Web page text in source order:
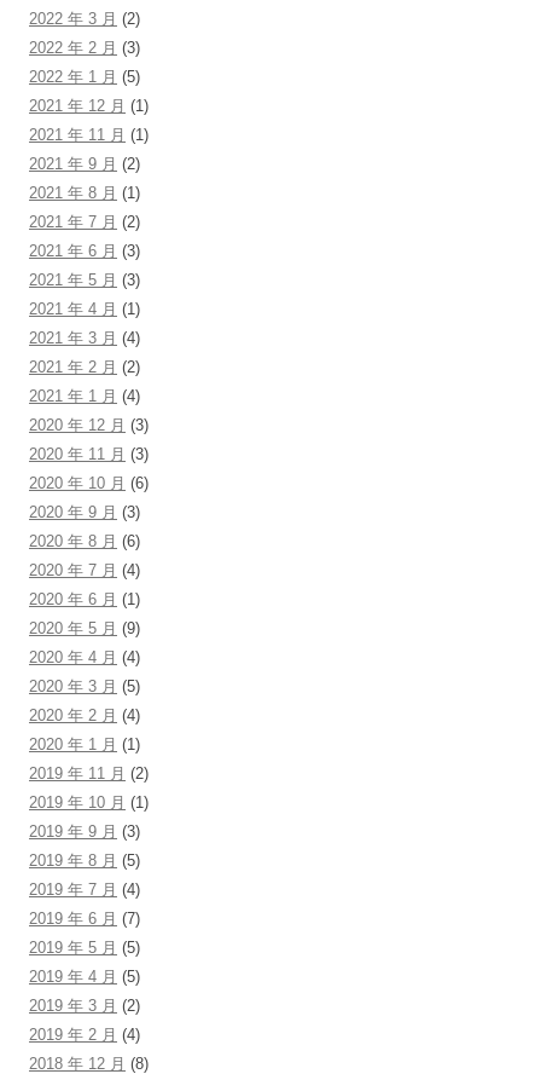
2022 年 3 月 (2)
2022 年 2 月 (3)
2022 年 1 月 (5)
2021 年 12 月 (1)
2021 年 11 月 (1)
2021 年 9 月 (2)
2021 年 8 月 (1)
2021 年 7 月 (2)
2021 年 6 月 (3)
2021 年 5 月 (3)
2021 年 4 月 (1)
2021 年 3 月 (4)
2021 年 2 月 (2)
2021 年 1 月 (4)
2020 年 12 月 (3)
2020 年 11 月 (3)
2020 年 10 月 (6)
2020 年 9 月 (3)
2020 年 8 月 (6)
2020 年 7 月 (4)
2020 年 6 月 (1)
2020 年 5 月 (9)
2020 年 4 月 (4)
2020 年 3 月 (5)
2020 年 2 月 (4)
2020 年 1 月 (1)
2019 年 11 月 (2)
2019 年 10 月 (1)
2019 年 9 月 (3)
2019 年 8 月 (5)
2019 年 7 月 (4)
2019 年 6 月 (7)
2019 年 5 月 (5)
2019 年 4 月 (5)
2019 年 3 月 (2)
2019 年 2 月 (4)
2018 年 12 月 (8)